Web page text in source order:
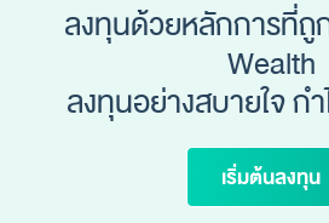
ลงทุนด้วยหลักการที่ถู
Wealth
ลงทุนอย่างสบายใจ ก
เริ่มต้นลงทุน